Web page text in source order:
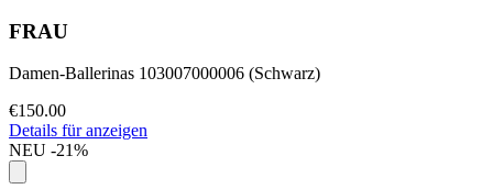
FRAU
Damen-Ballerinas 103007000006 (Schwarz)
€150.00
Details für anzeigen
NEU -21%